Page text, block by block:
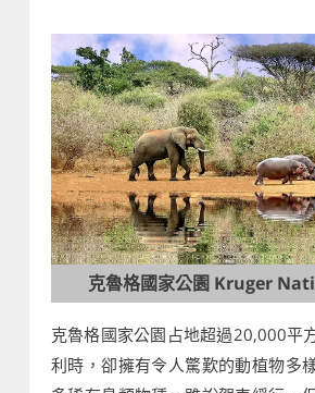
克魯格國家公園 Kruger
克魯格國家公園占地超過20,000平
利時，卻擁有令人驚歎的動植物多